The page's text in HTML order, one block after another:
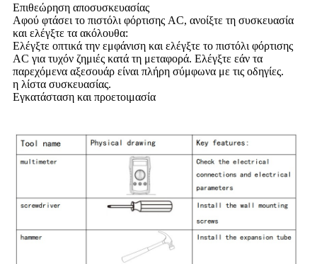
Επιθεώρηση αποσυσκευασίας
Αφού φτάσει το πιστόλι φόρτισης AC, ανοίξτε τη συσκευασία
και ελέγξτε τα ακόλουθα:
Ελέγξτε οπτικά την εμφάνιση και ελέγξτε το πιστόλι φόρτισης
AC για τυχόν ζημιές κατά τη μεταφορά. Ελέγξτε εάν τα
παρεχόμενα αξεσουάρ είναι πλήρη σύμφωνα με τις οδηγίες.
η λίστα συσκευασίας.
Εγκατάσταση και προετοιμασία